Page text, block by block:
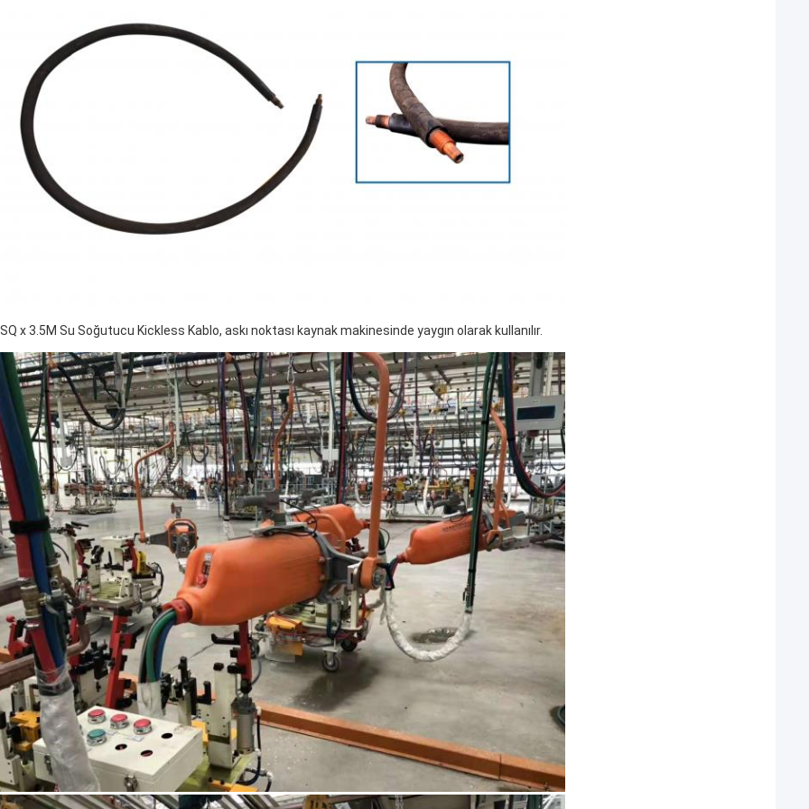
x 3.5M Su Soğutucu Kickless Kablo, askı noktası kaynak makinesinde yaygın olarak kullanılır.